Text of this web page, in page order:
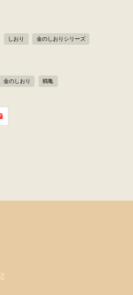
しおり 金のしおりシリーズ
金のしおり 鶴亀